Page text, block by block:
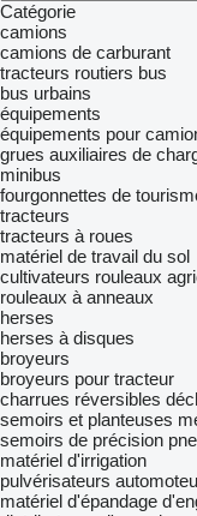
Catégorie
camions
camions de carburant
tracteurs routiers bus
bus urbains
équipements
équipements pour
grues auxiliaires de
minibus
fourgonnettes de
tracteurs
tracteurs à roues
matériel de travail du sol
cultivateurs rouleaux
rouleaux à anneaux
herses
herses à disques
broyeurs
broyeurs pour tracteur
charrues réversibles
semoirs et planteuses
semoirs de précision
matériel d'irrigation
pulvérisateurs
matériel d'épandage